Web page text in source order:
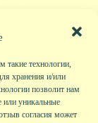
такие технологии,
хранения и/или
позволит нам
или уникальные
согласия может